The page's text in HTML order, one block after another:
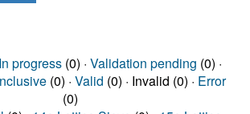
In progress(0) · Validation pending (0) ·
(0) · Valid (0) · Invalid (0) · Error
(0)